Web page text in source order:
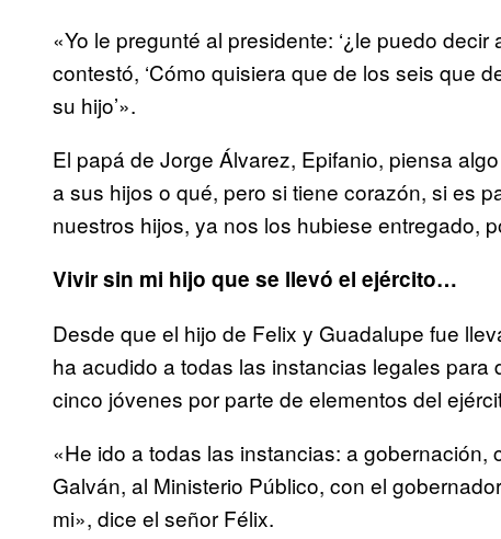
«Yo le pregunté al presidente: ‘¿le puedo decir
contestó, ‘Cómo quisiera que de los seis que
su hijo’».
El papá de Jorge Álvarez, Epifanio, piensa
a sus hijos o qué, pero si tiene corazón, si es
nuestros hijos, ya nos los hubiese entregado,
Vivir sin mi hijo que se llevó el ejército…
Desde que el hijo de Felix y Guadalupe fue
ha acudido a todas las instancias legales
cinco jóvenes por parte de elementos del
«He ido a todas las instancias: a
Galván, al Ministerio Público, con el
mi», dice el señor Félix.